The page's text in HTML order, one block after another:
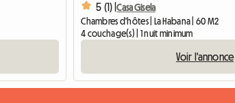
5 (1) |Casa Gisela
Chambres d'hôtes | La Habana | 60 M2
4 couchage(s) | 1 nuit minimum
Voir l'annonce